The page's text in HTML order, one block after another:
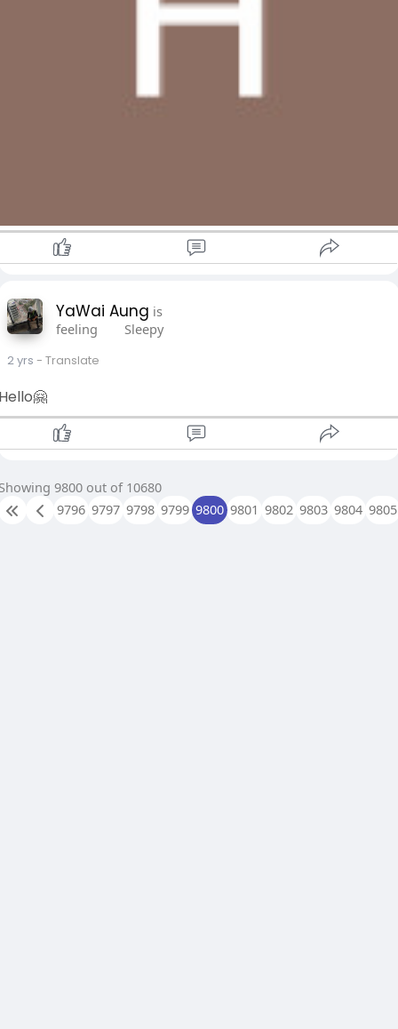
YaWai Aung is
feeling
Sleepy
2 yrs - Translate
9800 out of 10680
9796 9797 9798 9799 9800 9801 9802 9803 9804 9805